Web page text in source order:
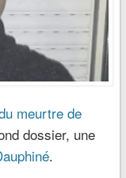
meurtre de
dossier, une
.